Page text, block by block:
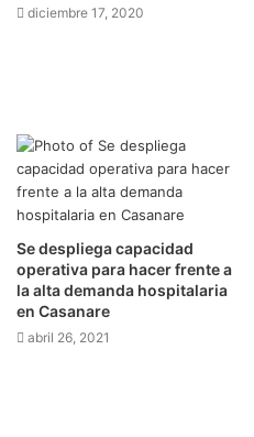
diciembre 17, 2020
Se despliega capacidad
operativa para hacer frente a
la alta demanda hospitalaria
en Casanare
abril 26, 2021